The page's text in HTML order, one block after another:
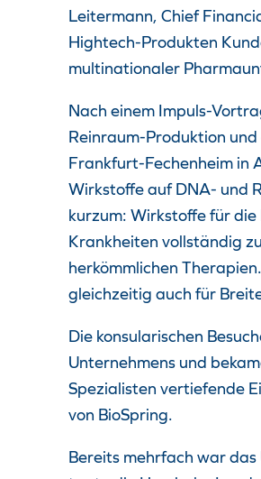
Leitermann, Chief
Hightech-Produkten
multinationaler
Nach einem Impuls-
Reinraum-Produktion
Frankfurt-Fechenheim in
Wirkstoffe auf DNA- und
kurzum: Wirkstoffe für
Krankheiten vollständig
herkömmlichen
gleichzeitig auch für
Die konsularischen
Unternehmens und
Spezialisten vertiefende
von BioSpring.
Bereits mehrfach war